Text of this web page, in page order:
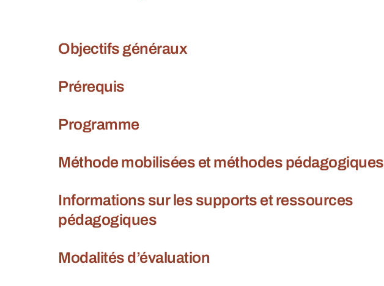
Objectifs généraux
Prérequis
Programme
Méthode mobilisées et méthodes pédagogiques
Informations sur les supports et ressources
pédagogiques
Modalités d’évaluation